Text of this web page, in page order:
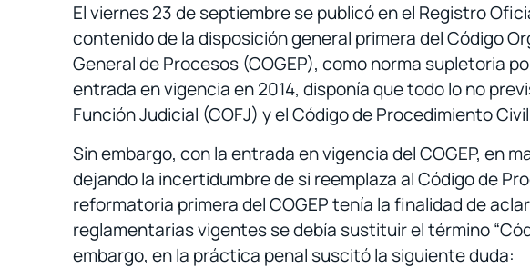
El viernes 23 de septiembre se publicó en el Registro
contenido de la disposición general primera del Código
General de Procesos (COGEP), como norma supletoria
entrada en vigencia en 2014, disponía que todo lo no
Función Judicial (COFJ) y el Código de Procedimiento
Sin embargo, con la entrada en vigencia del COGEP, en
dejando la incertidumbre de si reemplaza al Código de
reformatoria primera del COGEP tenía la finalidad de
reglamentarias vigentes se debía sustituir el término
embargo, en la práctica penal suscitó la siguiente duda: